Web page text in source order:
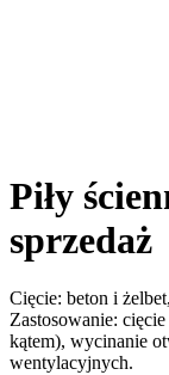
Piły
sprzedaż
Cięcie: beton i
Zastosowanie:
kątem), wycinanie
wentylacyjnych.